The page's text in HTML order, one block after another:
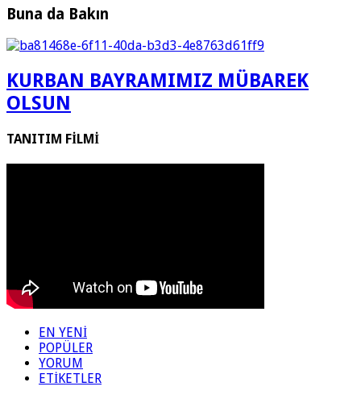
Buna da Bakın
KURBAN BAYRAMIMIZ MÜBAREK
OLSUN
TANITIM FİLMİ
EN YENİ
POPÜLER
YORUM
ETİKETLER